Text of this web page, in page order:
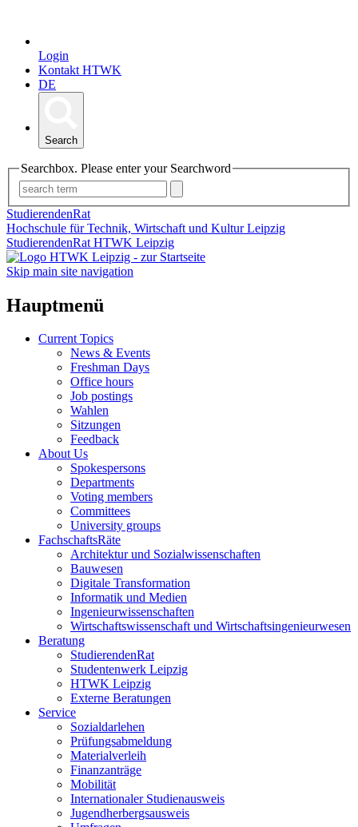
Login
Kontakt HTWK
DE
Search
Searchbox. Please enter your Searchword
StudierendenRat
Hochschule für Technik, Wirtschaft und Kultur Leipzig
StudierendenRat HTWK Leipzig
Skip main site navigation
Hauptmenü
Current Topics
News & Events
Freshman Days
Office hours
Job postings
Wahlen
Sitzungen
Feedback
About Us
Spokespersons
Departments
Voting members
Committees
University groups
FachschaftsRäte
Architektur und Sozialwissenschaften
Bauwesen
Digitale Transformation
Informatik und Medien
Ingenieurwissenschaften
Wirtschaftswissenschaft und Wirtschaftsingenieurwesen
Beratung
StudierendenRat
Studentenwerk Leipzig
HTWK Leipzig
Externe Beratungen
Service
Sozialdarlehen
Prüfungsabmeldung
Materialverleih
Finanzanträge
Mobilität
Internationaler Studienausweis
Jugendherbergsausweis